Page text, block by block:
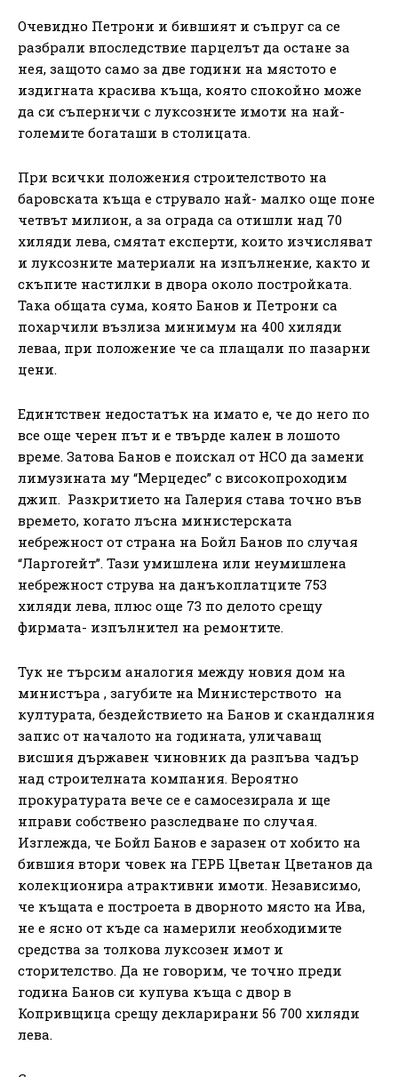
Очевидно Петрони и бившият и съпруг са се
разбрали впоследствие парцелът да остане за
нея, защото само за две години на мястото е
издигната красива къща, която спокойно може
да си съперничи с луксозните имоти на най-
големите богаташи в столицата.
При всички положения строителството на
баровската къща е струвало най- малко още поне
четвът милион, а за ограда са отишли над 70
хиляди лева, смятат експерти, които изчисляват
и луксозните материали на изпълнение, както и
скъпите настилки в двора около постройката.
Така общата сума, която Банов и Петрони са
похарчили възлиза минимум на 400 хиляди
леваа, при положение че са плащали по пазарни
цени.
Единтствен недостатък на имато е, че до него по
все още черен път и е твърде кален в лошото
време. Затова Банов е поискал от НСО да замени
лимузината му “Мерцедес” с високопроходим
джип. Разкритието на Галерия става точно във
времето, когато лъсна министерската
небрежност от страна на Бойл Банов по случая
“Ларгогейт”. Тази умишлена или неумишлена
небрежност струва на данъкоплатците 753
хиляди лева, плюс още 73 по делото срещу
фирмата- изпълнител на ремонтите.
Тук не търсим аналогия между новия дом на
министъра , загубите на Министерството на
културата, бездействието на Банов и скандалния
запис от началото на годината, уличаващ
висшия държавен чиновник да разпъва чадър
над строителната компания. Вероятно
прокуратурата вече се е самосезирала и ще
нправи собствено разследване по случая.
Изглежда, че Бойл Банов е заразен от хобито на
бившия втори човек на ГЕРБ Цветан Цветанов да
колекционира атрактивни имоти. Независимо,
че къщата е построета в дворното място на Ива,
не е ясно от къде са намерили необходимите
средства за толкова луксозен имот и
сторителство. Да не говорим, че точно преди
година Банов си купува къща с двор в
Копривщица срещу декларирани 56 700 хиляди
лева.